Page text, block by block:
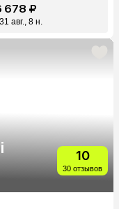
678 ₽
авг., 8 н.
10
30 отзывов